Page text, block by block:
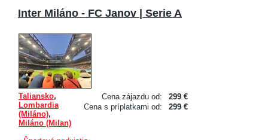
Inter Miláno - FC Janov | Serie A
Cena zájazdu od:
299 €
Cena s príplatkami od:
299 €
Taliansko,
Lombardia
(Miláno),
Miláno (Milan)